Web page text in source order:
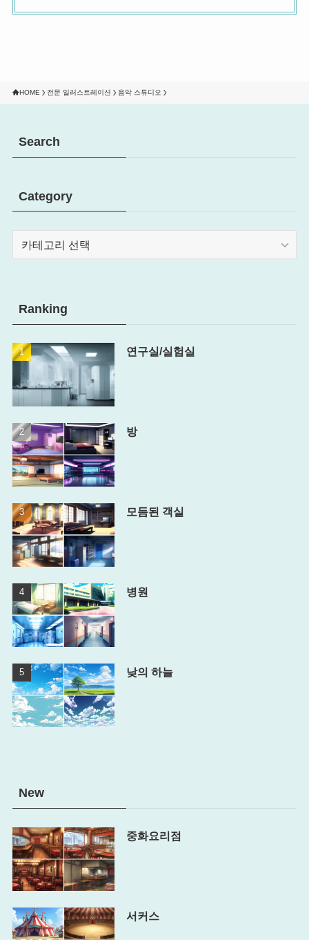
HOME 전문 일러스트레이션 음악 스튜디오
Search
Category
Category
Ranking
연구실/실험실
방
모듬된 객실
병원
낮의 하늘
New
중화요리점
서커스